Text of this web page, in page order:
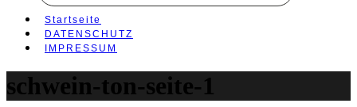
Startseite
DATENSCHUTZ
IMPRESSUM
schwein-ton-seite-1